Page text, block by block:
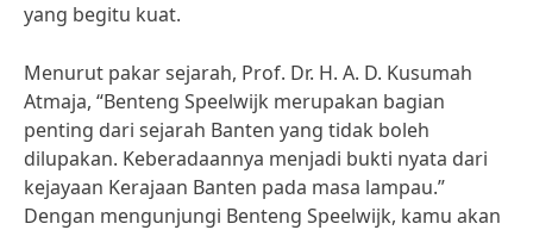
yang begitu kuat.
Menurut pakar sejarah, Prof. Dr. H. A. D. Kusumah
Atmaja, “Benteng Speelwijk merupakan bagian
penting dari sejarah Banten yang tidak boleh
dilupakan. Keberadaannya menjadi bukti nyata dari
kejayaan Kerajaan Banten pada masa lampau.”
Dengan mengunjungi Benteng Speelwijk, kamu akan